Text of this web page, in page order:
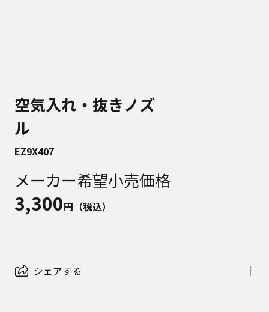
空気入れ・抜きノズ
ル
EZ9X407
メーカー希望小売価格
3,300円（税込）
シェアする